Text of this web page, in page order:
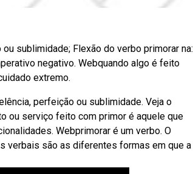
sublimidade; Flexão do verbo primorar na:
negativo. Webquando algo é feito
extremo.
perfeição ou sublimidade. Veja o
ou serviço feito com primor é aquele que
Webprimorar é um verbo. O
verbais são as diferentes formas em que a